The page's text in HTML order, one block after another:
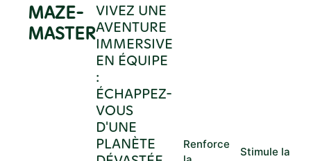
MAZE-
MASTER
VIVEZ UNE
AVENTURE
IMMERSIVE
EN ÉQUIPE
:
ÉCHAPPEZ-
VOUS
D'UNE
PLANÈTE
Renforce
Stimule la